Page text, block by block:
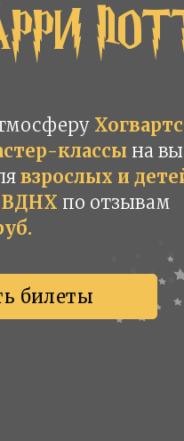
классы на
взрослых и
ВДНХ по отзывам
билеты